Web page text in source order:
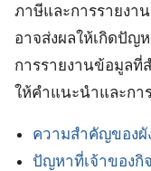
ภาษีและการรายงา
อาจส่งผลให้เกิดปัญ
การรายงานข้อมูล
ให้คำแนะนำและกา
ความสำคัญของผั
ปัญหาที่เจ้าของกิ